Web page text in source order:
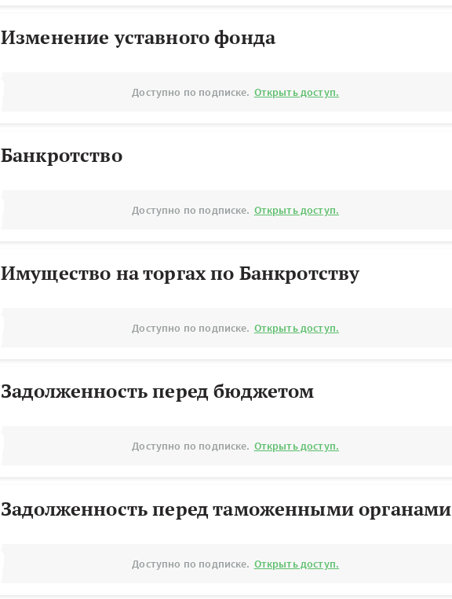
Изменение уставного фонда
Доступно по подписке. Открыть доступ.
Банкротство
Доступно по подписке. Открыть доступ.
Имущество на торгах по Банкротству
Доступно по подписке. Открыть доступ.
Задолженность перед бюджетом
Доступно по подписке. Открыть доступ.
Задолженность перед таможенными органами
Доступно по подписке. Открыть доступ.